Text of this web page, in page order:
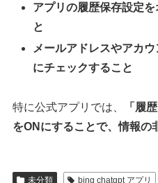
アプリの履歴保存設定
と
メールアドレスやアカ
にチェックすること
特に公式アプリでは、
「履
をONにすることで、情報の
未分類 bing chatgpt アプリ